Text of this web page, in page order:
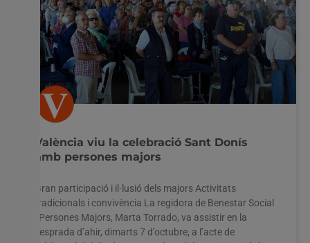
València viu la celebració Sant Donís
amb persones majors
Gran participació i il·lusió dels majors Activitats
tradicionals i convivència La regidora de Benestar Social
i Persones Majors, Marta Torrado, va assistir en la
vesprada d’ahir, dimarts 7 d’octubre, a l’acte de